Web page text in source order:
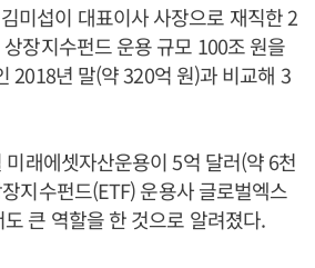
미섭이 대표이사 사장으로 재직한 2
장지수펀드 운용 규모 100조 원을
2018년 말(약 320억 원)과 비교해 3
래에셋자산운용이 5억 달러(약 6천
지수펀드(ETF) 운용사 글로벌엑스
큰 역할을 한 것으로 알려졌다.